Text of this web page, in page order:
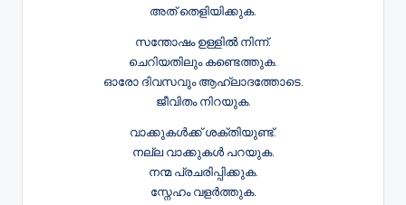
അത് തെളിയിക്കുക.
സന്തോഷം ഉള്ളിൽ നിന്ന്.
ചെറിയതിലും കണ്ടെത്തുക.
ഓരോ ദിവസവും ആഹ്ലാദത്തോടെ.
ജീവിതം നിറയുക.
വാക്കുകൾക്ക് ശക്തിയുണ്ട്.
നല്ല വാക്കുകൾ പറയുക.
നന്മ പ്രചരിപ്പിക്കുക.
സ്നേഹം വളർത്തുക.